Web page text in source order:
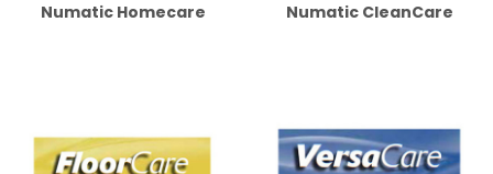
Numatic Homecare Numatic CleanCare